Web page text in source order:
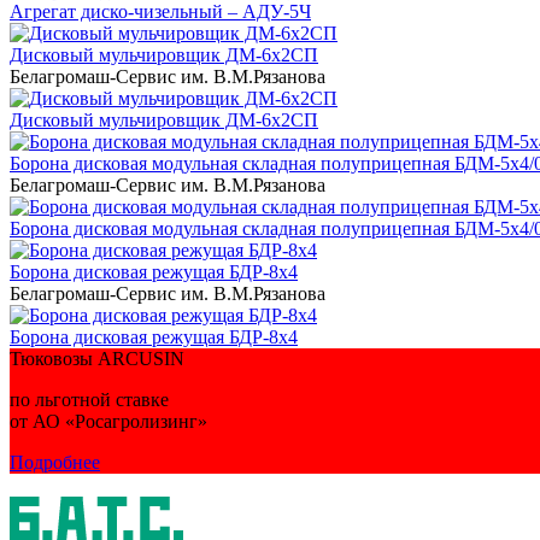
Агрегат диско-чизельный – АДУ-5Ч
Дисковый мульчировщик ДМ-6х2СП
Белагромаш-Сервис им. В.М.Рязанова
Дисковый мульчировщик ДМ-6х2СП
Борона дисковая модульная складная полуприцепная БДМ-5х4/
Белагромаш-Сервис им. В.М.Рязанова
Борона дисковая модульная складная полуприцепная БДМ-5х4/
Борона дисковая режущая БДР-8х4
Белагромаш-Сервис им. В.М.Рязанова
Борона дисковая режущая БДР-8х4
Тюковозы ARCUSIN
по льготной ставке
от АО «Росагролизинг»
Подробнее